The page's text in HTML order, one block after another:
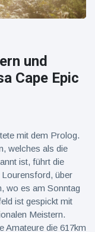
und
Cape Epic
mit dem Prolog.
welches als die
ist, führt die
Lourensford, über
wo es am Sonntag
ist gespickt mit
Meistern.
Amateure die 617km